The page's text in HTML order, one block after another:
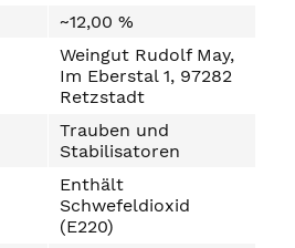
~12,00 %
Weingut Rudolf May,
Im Eberstal 1, 97282
Retzstadt
Trauben und
Stabilisatoren
Enthält
Schwefeldioxid
(E220)